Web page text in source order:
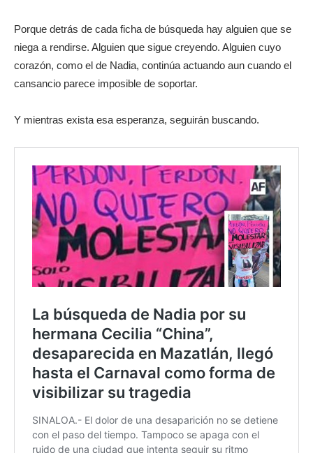
Porque detrás de cada ficha de búsqueda hay alguien que se
niega a rendirse. Alguien que sigue creyendo. Alguien cuyo
corazón, como el de Nadia, continúa actuando aun cuando el
cansancio parece imposible de soportar.
Y mientras exista esa esperanza, seguirán buscando.